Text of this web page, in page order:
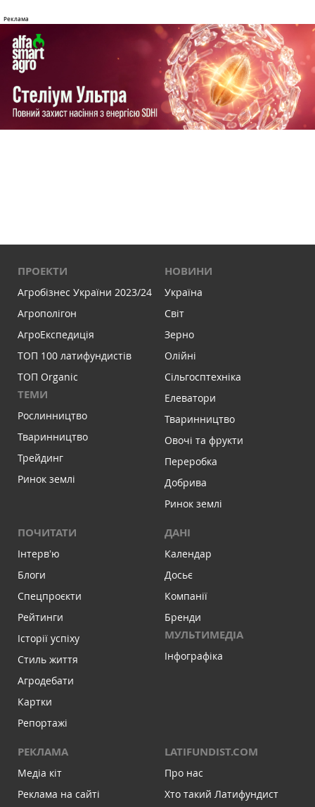
ПРОЕКТИ
Агробізнес України 2023/24
Агрополігон
АгроЕкспедиція
ТОП 100 латифундистів
ТОП Organic
ТЕМИ
Рослинництво
Тваринництво
Трейдинг
Ринок землі
НОВИНИ
Україна
Світ
Зерно
Олійні
Сільгосптехніка
Елеватори
Тваринництво
Овочі та фрукти
Переробка
Добрива
Ринок землі
ПОЧИТАТИ
Інтервʼю
Блоги
Спецпроєкти
Рейтинги
Історії успіху
Стиль життя
Агродебати
Картки
Репортажі
ДАНІ
Календар
Досьє
Компанії
Бренди
МУЛЬТИМЕДІА
Інфографіка
РЕКЛАМА
Медіа кіт
Реклама на сайті
LATIFUNDIST.COM
Про нас
Хто такий Латифундист